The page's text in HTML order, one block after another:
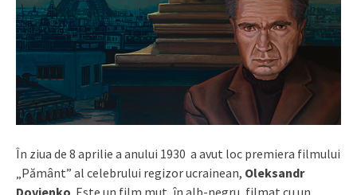
În ziua de 8 aprilie a anului 1930 a avut loc premiera filmului
„Pământ” al celebrului regizor ucrainean, Oleksandr
Dovjenko . Este un film mut, în alb-negru, filmat cu un